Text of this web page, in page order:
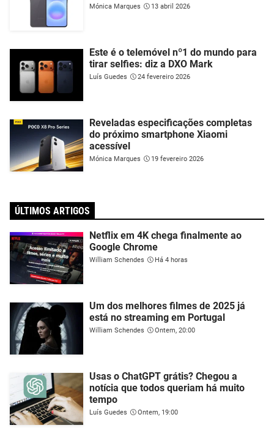
Mónica Marques 13 abril 2026
Este é o telemóvel nº1 do mundo para
tirar selfies: diz a DXO Mark
Luís Guedes 24 fevereiro 2026
Reveladas especificações completas
do próximo smartphone Xiaomi
acessível
Mónica Marques 19 fevereiro 2026
ÚLTIMOS ARTIGOS
Netflix em 4K chega finalmente ao
Google Chrome
William Schendes Há 4 horas
Um dos melhores filmes de 2025 já
está no streaming em Portugal
William Schendes Ontem, 20:00
Usas o ChatGPT grátis? Chegou a
notícia que todos queriam há muito
tempo
Luís Guedes Ontem, 19:00